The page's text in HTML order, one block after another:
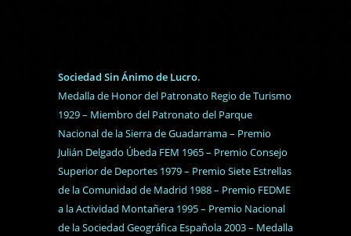
Sociedad Sin Ánimo de Lucro.
Medalla de Honor del Patronato Regio de Turismo
1929 – Miembro del Patronato del Parque
Nacional de la Sierra de Guadarrama – Premio
Julián Delgado Úbeda FEM 1965 – Premio Consejo
Superior de Deportes 1979 – Premio Siete Estrellas
de la Comunidad de Madrid 1988 – Premio FEDME
a la Actividad Montañera 1995 – Premio Nacional
de la Sociedad Geográfica Española 2003 – Medalla